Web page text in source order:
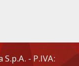
- P.IVA: